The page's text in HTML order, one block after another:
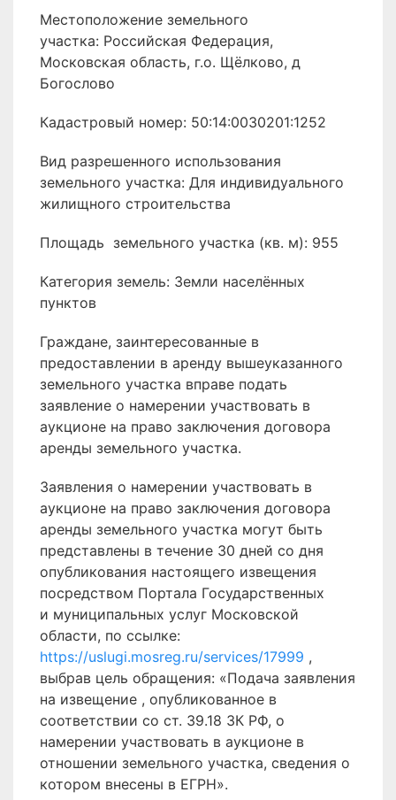
Местоположение земельного
участка: Российская Федерация,
Московская область, г.о. Щёлково, д
Богослово
Кадастровый номер: 50:14:0030201:1252
Вид разрешенного использования
земельного участка: Для индивидуального
жилищного строительства
Площадь земельного участка (кв. м): 955
Категория земель: Земли населённых
пунктов
Граждане, заинтересованные в
предоставлении в аренду вышеуказанного
земельного участка вправе подать
заявление о намерении участвовать в
аукционе на право заключения договора
аренды земельного участка.
Заявления о намерении участвовать в
аукционе на право заключения договора
аренды земельного участка могут быть
представлены в течение 30 дней со дня
опубликования настоящего извещения
посредством Портала Государственных
и муниципальных услуг Московской
области, по ссылке:
https://uslugi.mosreg.ru/services/17999 ,
выбрав цель обращения: «Подача заявления
на извещение , опубликованное в
соответствии со ст. 39.18 ЗК РФ, о
намерении участвовать в аукционе в
отношении земельного участка, сведения о
котором внесены в ЕГРН».